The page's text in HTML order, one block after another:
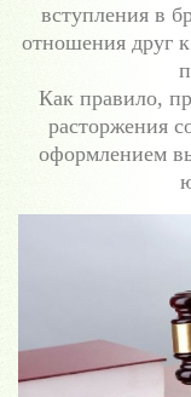
вступления в
отношения друг
Как правило,
расторжения
оформлением